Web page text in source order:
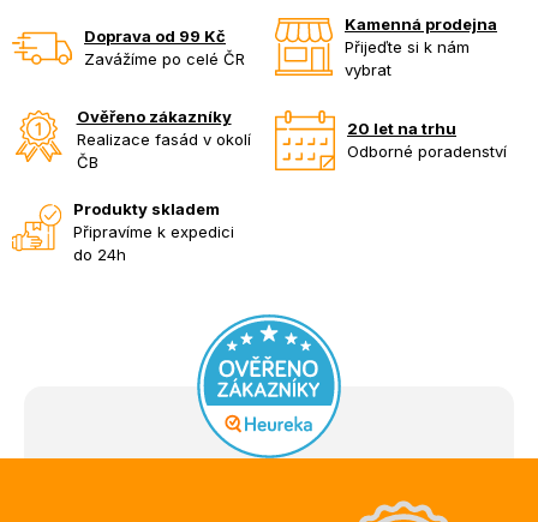
Doprava od 99 Kč
Zavážíme po celé ČR
Kamenná prodejna
Přijeďte si k nám
vybrat
Ověřeno zákazníky
Realizace fasád v okolí
ČB
20 let na trhu
Odborné poradenství
Produkty skladem
Připravíme k expedici
do 24h